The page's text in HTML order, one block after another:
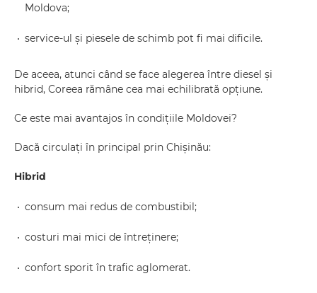
Moldova;
service-ul și piesele de schimb pot fi mai dificile.
De aceea, atunci când se face alegerea între diesel și
hibrid, Coreea rămâne cea mai echilibrată opțiune.
Ce este mai avantajos în condițiile Moldovei?
Dacă circulați în principal prin Chișinău:
Hibrid
consum mai redus de combustibil;
costuri mai mici de întreținere;
confort sporit în trafic aglomerat.